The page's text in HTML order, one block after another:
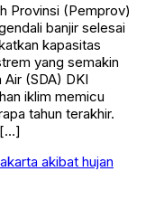
Provinsi (Pemprov)
banjir selesai
kapasitas
yang semakin
(SDA) DKI
iklim memicu
tahun terakhir.
[…]